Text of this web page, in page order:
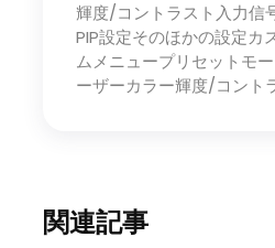
輝度/コントラスト入力信
PIP設定そのほかの設定カ
ムメニュープリセットモ
ーザーカラー輝度/コント
関連記事